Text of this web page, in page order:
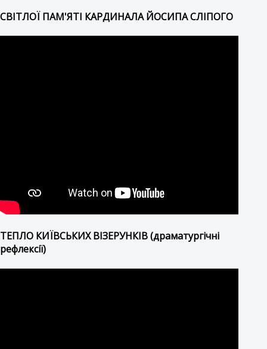
СВІТЛОЇ ПАМ'ЯТІ КАРДИНАЛА ЙОСИПА СЛІПОГО
ТЕПЛО КИЇВСЬКИХ ВІЗЕРУНКІВ (драматургічні
рефлексії)